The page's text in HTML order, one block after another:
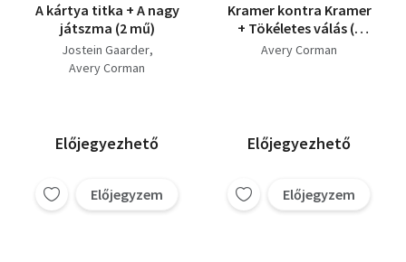
A kártya titka + A nagy
játszma (2 mű)
Jostein Gaarder
Avery Corman
Előjegyezhető
Előjegyzem
Kramer kontra Kramer
+ Tökéletes válás (2
kötet)
Avery Corman
Előjegyezhető
Előjegyzem